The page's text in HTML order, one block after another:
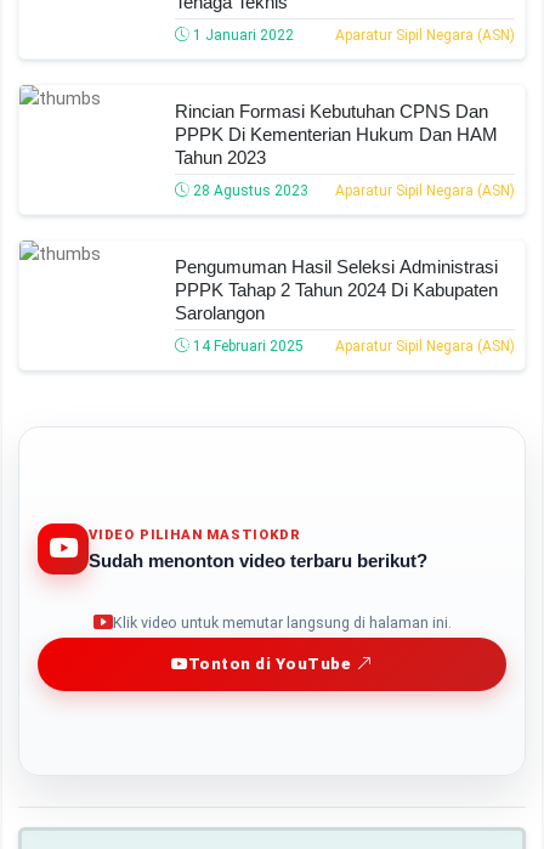
1 Januari 2022 Aparatur Sipil Negara (ASN)
Rincian Formasi Kebutuhan CPNS Dan
PPPK Di Kementerian Hukum Dan HAM
Tahun 2023
28 Agustus 2023 Aparatur Sipil Negara (ASN)
Pengumuman Hasil Seleksi Administrasi
PPPK Tahap 2 Tahun 2024 Di Kabupaten
Sarolangon
14 Februari 2025 Aparatur Sipil Negara (ASN)
VIDEO PILIHAN MASTIOKDR
Sudah menonton video terbaru berikut?
Klik video untuk memutar langsung di halaman ini.
Tonton di YouTube